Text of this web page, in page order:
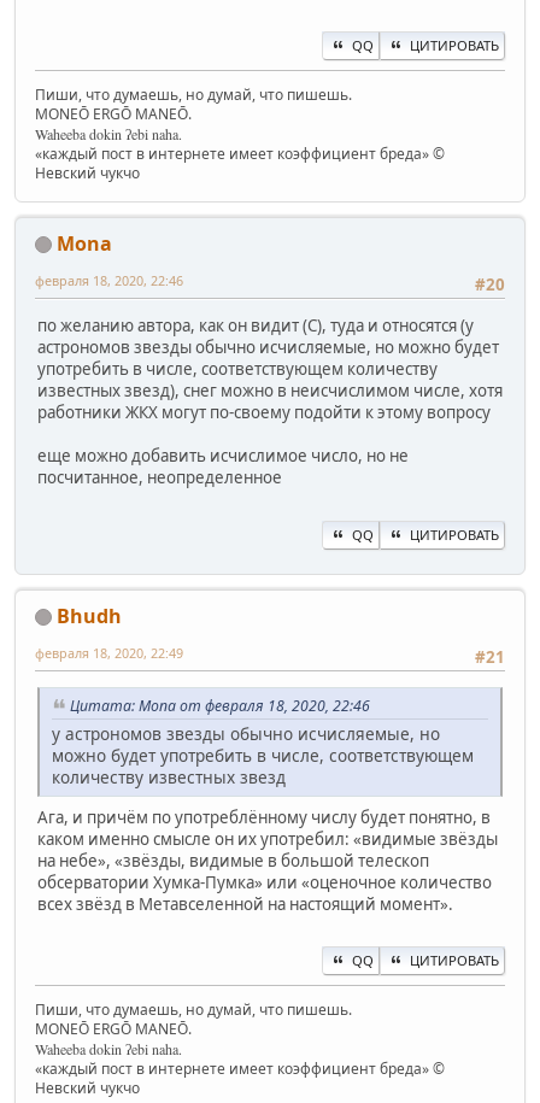
QQ ЦИТИРОВАТЬ
Пиши, что думаешь, но думай, что пишешь.
MONEŌ ERGŌ MANEŌ.
Waheeba dokin ʔebi naha.
«каждый пост в интернете имеет коэффициент бреда» ©
Невский чукчо
Mona
#20
февраля 18, 2020, 22:46
по желанию автора, как он видит (С), туда и относятся (у
астрономов звезды обычно исчисляемые, но можно будет
употребить в числе, соответствующем количеству
известных звезд), снег можно в неисчислимом числе, хотя
работники ЖКХ могут по-своему подойти к этому вопросу
еще можно добавить исчислимое число, но не
посчитанное, неопределенное
QQ ЦИТИРОВАТЬ
Bhudh
#21
февраля 18, 2020, 22:49
Цитата: Mona от февраля 18, 2020, 22:46
у астрономов звезды обычно исчисляемые, но
можно будет употребить в числе, соответствующем
количеству известных звезд
Ага, и причём по употреблённому числу будет понятно, в
каком именно смысле он их употребил: «видимые звёзды
на небе», «звёзды, видимые в большой телескоп
обсерватории Хумка-Пумка» или «оценочное количество
всех звёзд в Метавселенной на настоящий момент».
QQ ЦИТИРОВАТЬ
Пиши, что думаешь, но думай, что пишешь.
MONEŌ ERGŌ MANEŌ.
Waheeba dokin ʔebi naha.
«каждый пост в интернете имеет коэффициент бреда» ©
Невский чукчо